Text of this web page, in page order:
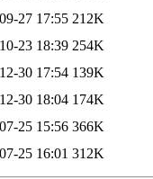
27 17:55 212K
23 18:39 254K
30 17:54 139K
30 18:04 174K
25 15:56 366K
25 16:01 312K